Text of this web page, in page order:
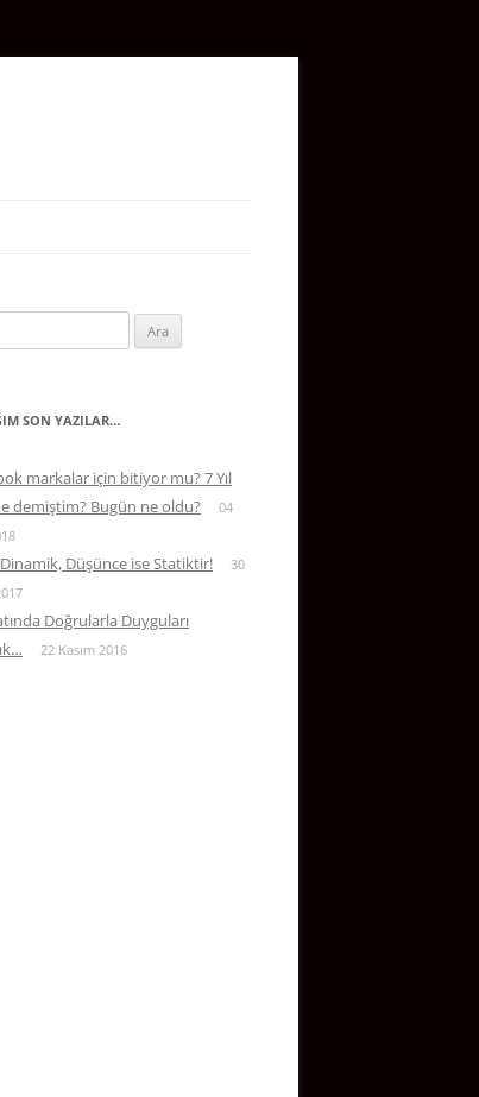
SON YAZILAR…
markalar için bitiyor mu? 7 Yıl
demiştim? Bugün ne oldu?
04
Düşünce ise Statiktir!
30
Doğrularla Duyguları
22 Kasım 2016